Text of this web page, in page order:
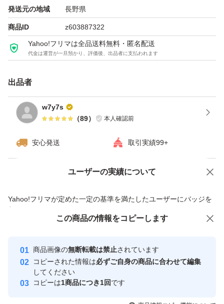
発送元の地域 長野県
商品ID z603887322
Yahoo!フリマは全品送料無料・匿名配送
代金は運営が一旦預かり、評価後、出品者に支払われます
出品者
w7y7s
（89） 本人確認前
安心発送 取引実績99+
ユーザーの実績について
Yahoo!フリマが定めた一定の基準を満たしたユーザーにバッジを
付与しています
安心取引出品者
心・安全なユーザーです
取引実績
引を完了させた実績があります
価格の相談 商品への質問
この商品の情報をコピーします
商品画像の無断転載は禁止されています
コピーされた情報は必ずご自身の商品に合わせて編集
してください
コピーは1商品につき1回です
この商品をみている人にオススメ